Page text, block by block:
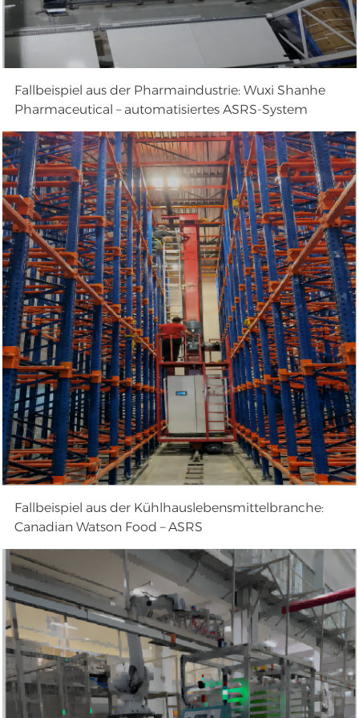
Fallbeispiel aus der Pharmaindustrie: Wuxi Shanhe
Pharmaceutical – automatisiertes ASRS-System
Fallbeispiel aus der Kühlhauslebensmittelbranche:
Canadian Watson Food – ASRS